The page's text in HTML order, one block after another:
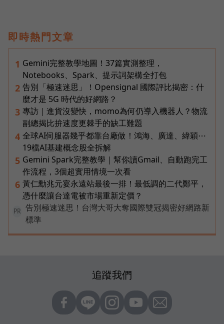
即時熱門文章
1 Gemini完整教學地圖！37篇實測整理，
Notebooks、Spark、提示詞架構全打包
2 告別「極速迷思」！Opensignal 國際評比揭密：什
麼才是 5G 時代的好網路？
3 專訪｜進貨沒變快，momo為何仍導入機器人？物流
副總揭比拚速度更棘手的缺工難題
4 全球AI伺服器幾乎都靠台廠做！鴻海、廣達、緯穎⋯
19檔AI基建概念股全拆解
5 Gemini Spark完整教學｜幫你讀Gmail、自動跑完工
作流程，3個超實用情境一次看
6 黃仁勳兆元宴永遠站最後一排！最低調的二代鄭平，
憑什麼讓台達電被市場重新定價？
PR
告別極速迷思！台灣大哥大奪國際雙冠揭密好網路新
標準
追蹤我們